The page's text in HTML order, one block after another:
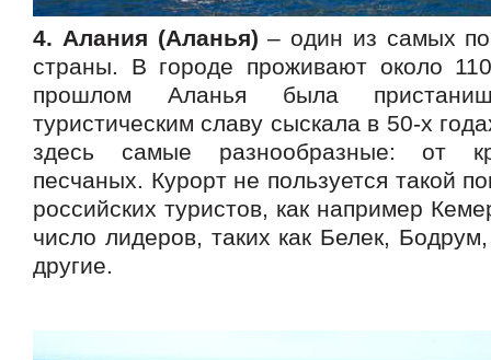
4. Алания (Аланья) – один из самых
страны. В городе проживают около
прошлом Аланья была
туристическим славу сыскала в 50-х
здесь самые разнообразные: от
песчаных. Курорт не пользуется такой
российских туристов, как например
число лидеров, таких как Белек,
другие.